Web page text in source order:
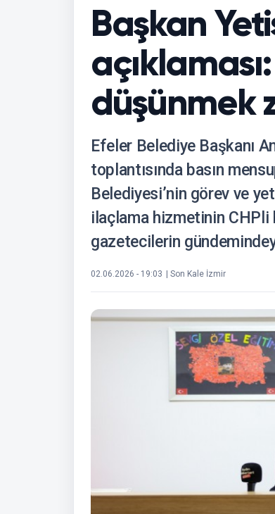
Başkan
düşünmek
Efeler Belediye Başkanı
toplantısında basın
Belediyesi’nin görev ve
ilaçlama hizmetinin CHPli
gazetecilerin
02.06.2026 - 19:03 | Son Kale İzmir